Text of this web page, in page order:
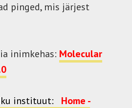
pinged, mis järjest
inimkehas: Molecular
instituut:
Home -